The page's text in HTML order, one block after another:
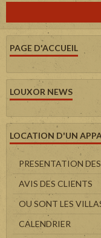
PAGE D'ACCUEIL
LOUXOR NEWS
LOCATION D'UN
PRESENTATION
AVIS DES CLIENTS
OU SONT LES
CALENDRIER